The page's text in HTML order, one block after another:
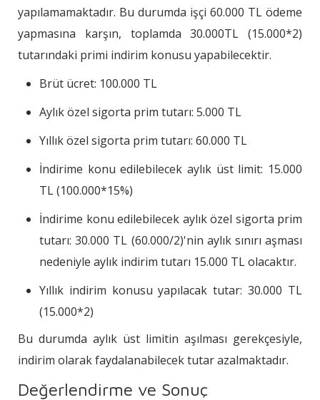
yapılamamaktadır. Bu durumda işçi 60.000 TL ödeme
yapmasına karşın, toplamda 30.000TL (15.000*2)
tutarındaki primi indirim konusu yapabilecektir.
Brüt ücret: 100.000 TL
Aylık özel sigorta prim tutarı: 5.000 TL
Yıllık özel sigorta prim tutarı: 60.000 TL
İndirime konu edilebilecek aylık üst limit: 15.000
TL (100.000*15%)
İndirime konu edilebilecek aylık özel sigorta prim
tutarı: 30.000 TL (60.000/2)'nin aylık sınırı aşması
nedeniyle aylık indirim tutarı 15.000 TL olacaktır.
Yıllık indirim konusu yapılacak tutar: 30.000 TL
(15.000*2)
Bu durumda aylık üst limitin aşılması gerekçesiyle,
indirim olarak faydalanabilecek tutar azalmaktadır.
Değerlendirme ve Sonuç